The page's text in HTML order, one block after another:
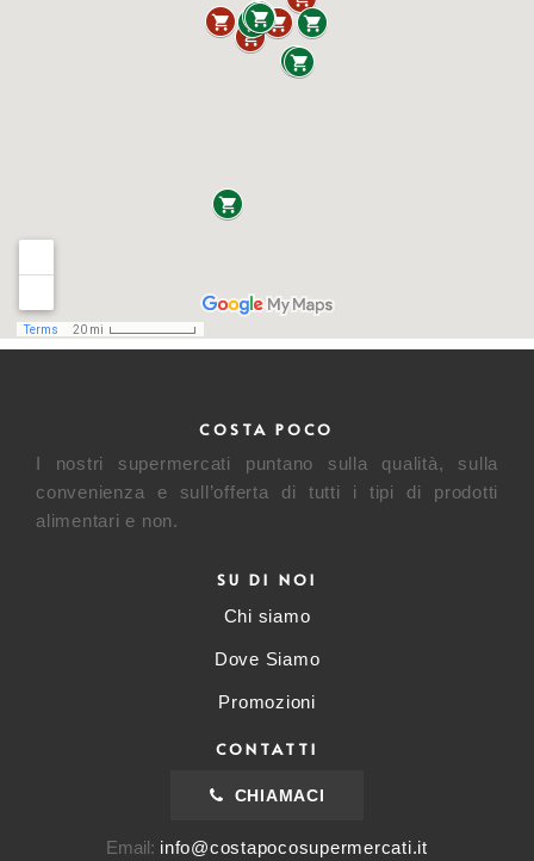
COSTA POCO
I nostri supermercati puntano sulla qualità, sulla
convenienza e sull’offerta di tutti i tipi di prodotti
alimentari e non.
SU DI NOI
Chi siamo
Dove Siamo
Promozioni
CONTATTI
CHIAMACI
Email: info@costapocosupermercati.it